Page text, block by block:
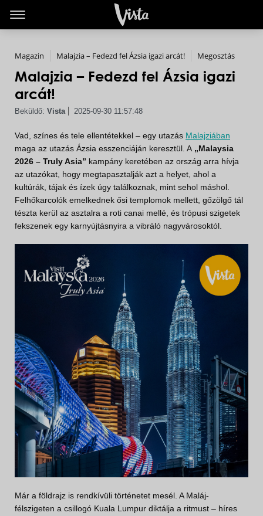
Magazin Malajzia – Fedezd fel Ázsia igazi arcát! Megosztás
Malajzia – Fedezd fel Ázsia igazi
arcát!
Beküldő: Vista 2025-09-30 11:57:48
Vad, színes és tele ellentétekkel – egy utazás Malajziában
maga az utazás Ázsia esszenciáján keresztül. A „Malaysia
2026 – Truly Asia” kampány keretében az ország arra hívja
az utazókat, hogy megtapasztalják azt a helyet, ahol a
kultúrák, tájak és ízek úgy találkoznak, mint sehol máshol.
Felhőkarcolók emelkednek ősi templomok mellett, gőzölgő tál
tészta kerül az asztalra a roti canai mellé, és trópusi szigetek
fekszenek egy karnyújtásnyira a vibráló nagyvárosoktól.
Már a földrajz is rendkívüli történetet mesél. A Maláj-
félszigeten a csillogó Kuala Lumpur diktálja a ritmust – híres